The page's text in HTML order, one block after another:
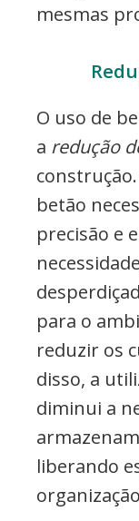
mesmas
O uso de
a redução
betão
precisão e
para o
reduzir os
disso, a
diminui a
liberando